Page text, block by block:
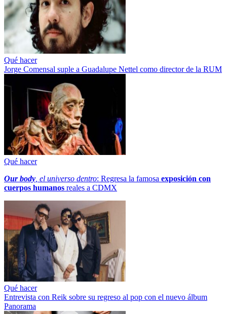
Qué hacer
Jorge Comensal suple a Guadalupe Nettel como director de la RUM
Qué hacer
Our body , el universo dentro: Regresa la famosa exposición con
cuerpos humanos reales a CDMX
Qué hacer
Entrevista con Reik sobre su regreso al pop con el nuevo álbum
Panorama